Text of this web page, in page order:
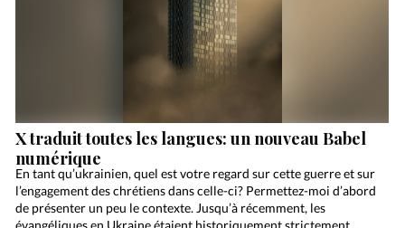
X traduit toutes les langues: un nouveau Babel
numérique
En tant qu’ukrainien, quel est votre regard sur cette guerre et sur
l’engagement des chrétiens dans celle-ci? Permettez-moi d’abord
de présenter un peu le contexte. Jusqu’à récemment, les
évangéliques en Ukraine étaient historiquement strictement